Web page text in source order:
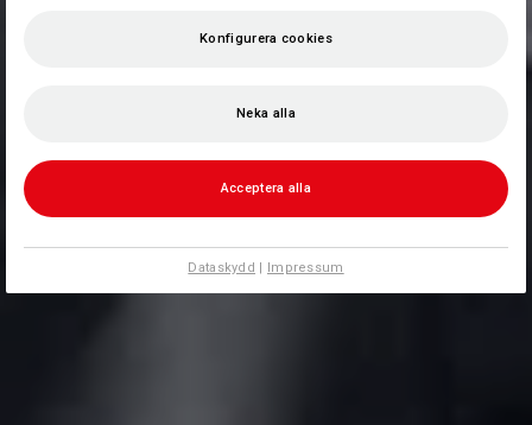
Konfigurera cookies
Neka alla
Acceptera alla
Dataskydd | Impressum